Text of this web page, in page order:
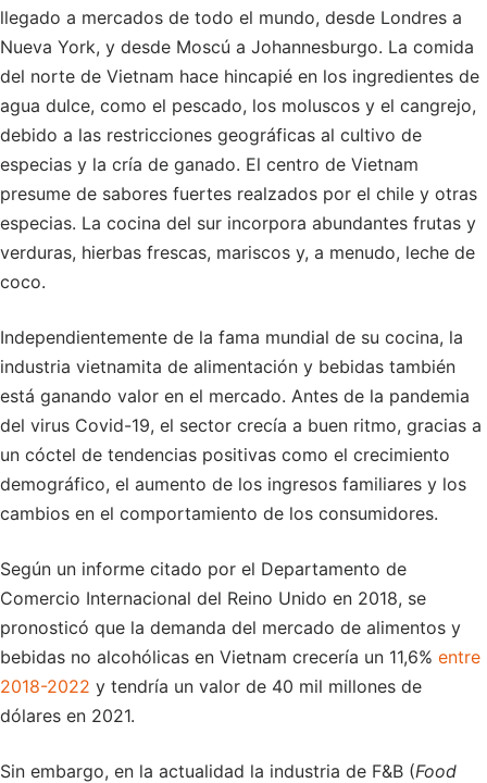
llegado a mercados de todo el mundo, desde Londres a
Nueva York, y desde Moscú a Johannesburgo. La comida
del norte de Vietnam hace hincapié en los ingredientes de
agua dulce, como el pescado, los moluscos y el cangrejo,
debido a las restricciones geográficas al cultivo de
especias y la cría de ganado. El centro de Vietnam
presume de sabores fuertes realzados por el chile y otras
especias. La cocina del sur incorpora abundantes frutas y
verduras, hierbas frescas, mariscos y, a menudo, leche de
coco.
Independientemente de la fama mundial de su cocina, la
industria vietnamita de alimentación y bebidas también
está ganando valor en el mercado. Antes de la pandemia
del virus Covid-19, el sector crecía a buen ritmo, gracias a
un cóctel de tendencias positivas como el crecimiento
demográfico, el aumento de los ingresos familiares y los
cambios en el comportamiento de los consumidores.
Según un informe citado por el Departamento de
Comercio Internacional del Reino Unido en 2018, se
pronosticó que la demanda del mercado de alimentos y
bebidas no alcohólicas en Vietnam crecería un 11,6% entre
2018-2022 y tendría un valor de 40 mil millones de
dólares en 2021.
Sin embargo, en la actualidad la industria de F&B (Food